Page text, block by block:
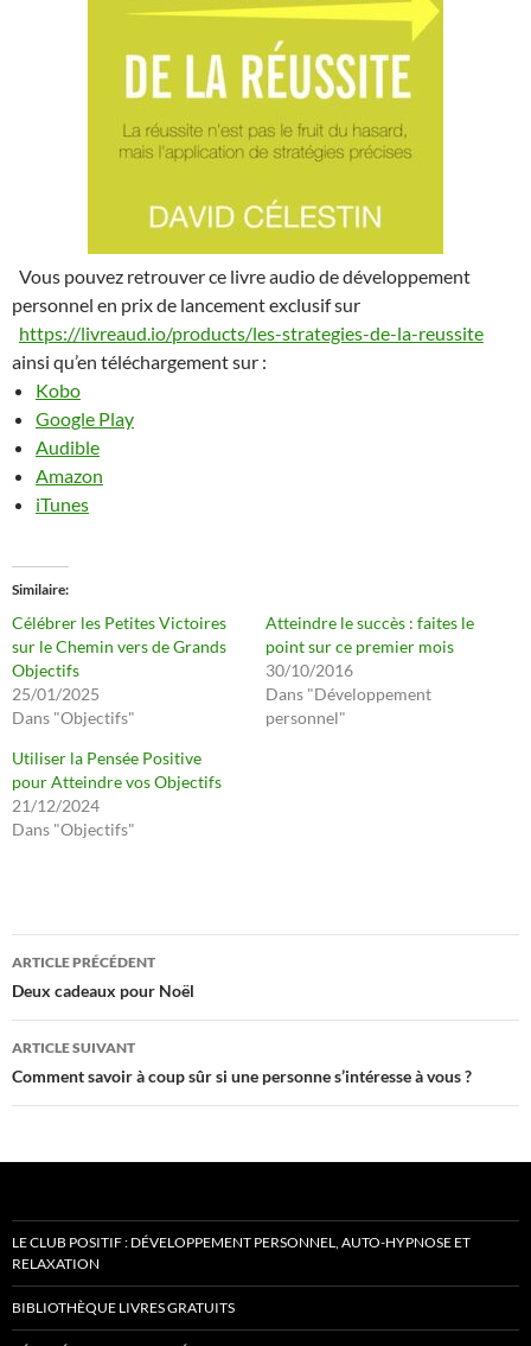
Vous pouvez retrouver ce livre audio de développement
personnel en prix de lancement exclusif sur
https://livreaud.io/products/les-strategies-de-la-reussite
ainsi qu’en téléchargement sur :
Kobo
Google Play
Audible
Amazon
iTunes
Similaire
Célébrer les Petites Victoires
sur le Chemin vers de Grands
Objectifs
25/01/2025
Dans "Objectifs"
Atteindre le succès : faites le
point sur ce premier mois
30/10/2016
Dans "Développement
personnel"
Utiliser la Pensée Positive
pour Atteindre vos Objectifs
21/12/2024
Dans "Objectifs"
Navigation
des
articles
ARTICLE PRÉCÉDENT
Deux cadeaux pour Noël
ARTICLE SUIVANT
Comment savoir à coup sûr si une personne s’intéresse à vous ?
LE CLUB POSITIF : DÉVELOPPEMENT PERSONNEL, AUTO-HYPNOSE ET
RELAXATION
BIBLIOTHÈQUE LIVRES GRATUITS